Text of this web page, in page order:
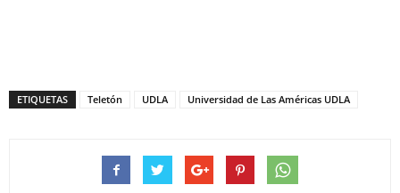
ETIQUETAS Teletón UDLA Universidad de Las Américas UDLA